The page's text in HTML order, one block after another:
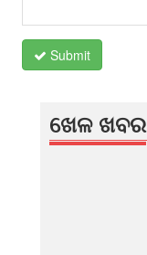
Submit
ଖେଳ ଖବର